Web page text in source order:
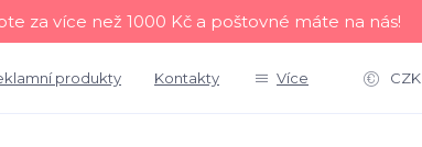
za více než 1000 Kč a poštovné máte na nás!
produkty Kontakty Více CZK